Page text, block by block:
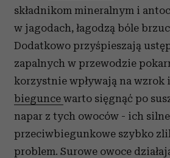
składnikom mineralnym i
w jagodach, łagodzą bóle
Dodatkowo przyśpieszają
zapalnych w przewodzie
korzystnie wpływają na wzrok
biegunce warto sięgnąć po
napar z tych owoców - ich
przeciwbiegunkowe szybko
problem. Surowe owoce